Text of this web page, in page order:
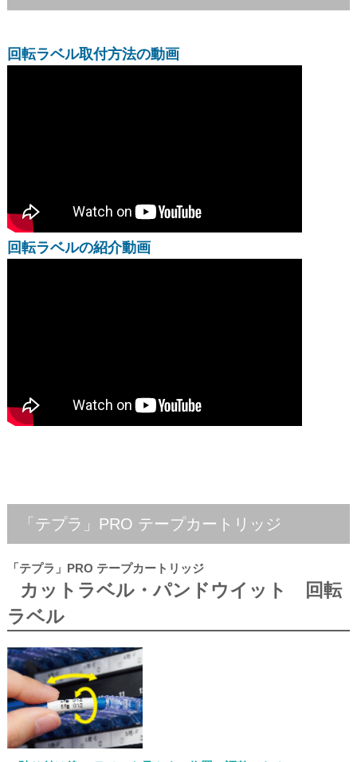
回転ラベル取付方法の動画
回転ラベルの紹介動画
「テプラ」PRO テープカートリッジ
「テプラ」PRO テープカートリッジ
カットラベル・パンドウイット 回転
ラベル